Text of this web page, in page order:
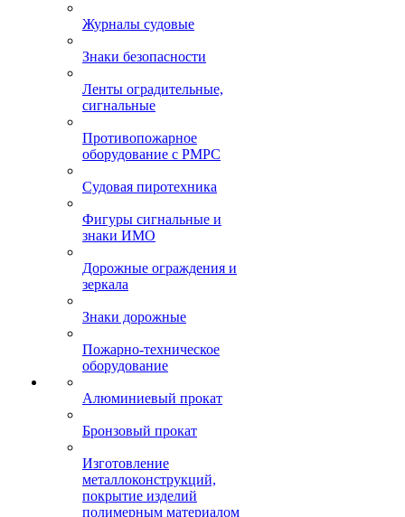
Журналы судовые
Знаки безопасности
Ленты оградительные,
сигнальные
Противопожарное
оборудование с РМРС
Судовая пиротехника
Фигуры сигнальные и
знаки ИМО
Дорожные ограждения и
зеркала
Знаки дорожные
Пожарно-техническое
оборудование
Алюминиевый прокат
Бронзовый прокат
Изготовление
металлоконструкций,
покрытие изделий
полимерным материалом